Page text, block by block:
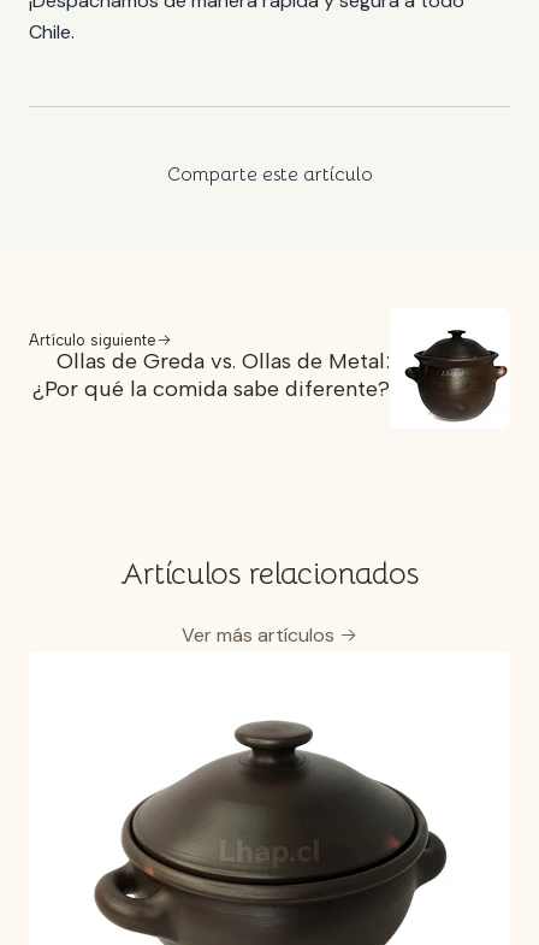
Chile.
Comparte este artículo
Artículo siguiente
Ollas de Greda vs. Ollas de Metal:
¿Por qué la comida sabe diferente?
Artículos relacionados
Ver más artículos